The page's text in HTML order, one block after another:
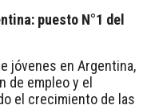
puesto N°1 del
jóvenes en Argentina,
de empleo y el
el crecimiento de las